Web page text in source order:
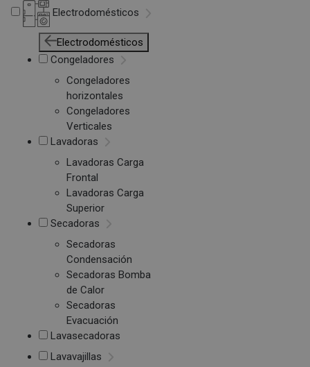
Electrodomésticos
Electrodomésticos
Congeladores
Congeladores
horizontales
Congeladores
Verticales
Lavadoras
Lavadoras Carga
Frontal
Lavadoras Carga
Superior
Secadoras
Secadoras
Condensación
Secadoras Bomba
de Calor
Secadoras
Evacuación
Lavasecadoras
Lavavajillas